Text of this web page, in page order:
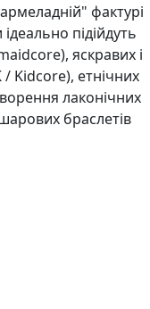
фактурі
підійдуть
яскравих і
/ Kidcore), етнічних
лаконічних
браслетів